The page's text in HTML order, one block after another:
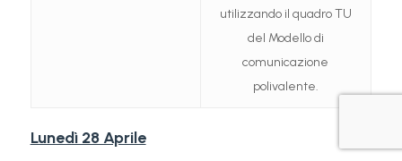
utilizzando il quadro TU
del Modello di
comunicazione
polivalente.
Lunedì 28 Aprile